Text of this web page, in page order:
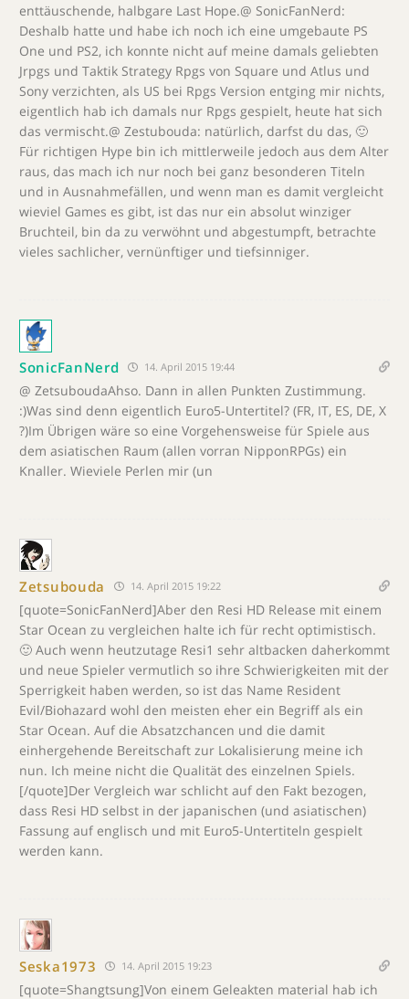
enttäuschende, halbgare Last Hope.@ SonicFanNerd:
Deshalb hatte und habe ich noch ich eine umgebaute PS
One und PS2, ich konnte nicht auf meine damals geliebten
Jrpgs und Taktik Strategy Rpgs von Square und Atlus und
Sony verzichten, als US bei Rpgs Version entging mir nichts,
eigentlich hab ich damals nur Rpgs gespielt, heute hat sich
das vermischt.@ Zestubouda: natürlich, darfst du das, 🙂
Für richtigen Hype bin ich mittlerweile jedoch aus dem Alter
raus, das mach ich nur noch bei ganz besonderen Titeln
und in Ausnahmefällen, und wenn man es damit vergleicht
wieviel Games es gibt, ist das nur ein absolut winziger
Bruchteil, bin da zu verwöhnt und abgestumpft, betrachte
vieles sachlicher, vernünftiger und tiefsinniger.
SonicFanNerd 14. April 2015 19:44
@ ZetsuboudaAhso. Dann in allen Punkten Zustimmung.
:)Was sind denn eigentlich Euro5-Untertitel? (FR, IT, ES, DE, X
?)Im Übrigen wäre so eine Vorgehensweise für Spiele aus
dem asiatischen Raum (allen vorran NipponRPGs) ein
Knaller. Wieviele Perlen mir (un
Zetsubouda 14. April 2015 19:22
[quote=SonicFanNerd]Aber den Resi HD Release mit einem
Star Ocean zu vergleichen halte ich für recht optimistisch.
🙂 Auch wenn heutzutage Resi1 sehr altbacken daherkommt
und neue Spieler vermutlich so ihre Schwierigkeiten mit der
Sperrigkeit haben werden, so ist das Name Resident
Evil/Biohazard wohl den meisten eher ein Begriff als ein
Star Ocean. Auf die Absatzchancen und die damit
einhergehende Bereitschaft zur Lokalisierung meine ich
nun. Ich meine nicht die Qualität des einzelnen Spiels.
[/quote]Der Vergleich war schlicht auf den Fakt bezogen,
dass Resi HD selbst in der japanischen (und asiatischen)
Fassung auf englisch und mit Euro5-Untertiteln gespielt
werden kann.
Seska1973 14. April 2015 19:23
[quote=Shangtsung]Von einem Geleakten material hab ich